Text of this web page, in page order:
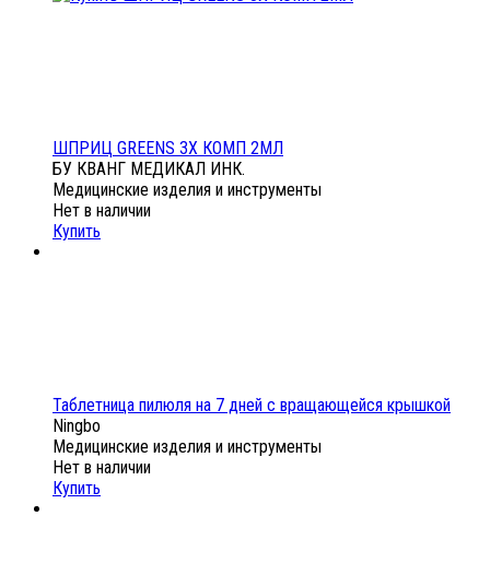
ШПРИЦ GREENS 3Х КОМП 2МЛ
БУ КВАНГ МЕДИКАЛ ИНК.
Медицинские изделия и инструменты
Нет в наличии
Купить
Таблетница пилюля на 7 дней с вращающейся крышкой
Ningbo
Медицинские изделия и инструменты
Нет в наличии
Купить